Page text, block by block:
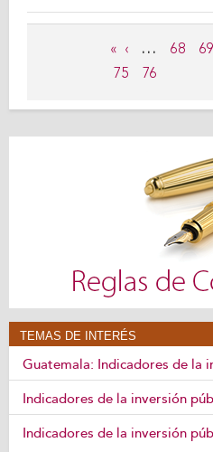
« ‹ … 68 69
75
76
TEMAS DE INTERÉS
Guatemala: Indicadores de la
Indicadores de la inversión
Indicadores de la inversión